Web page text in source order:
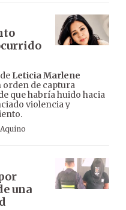
de Leticia Marlene
orden de captura
que habría huido hacia
violencia y
una